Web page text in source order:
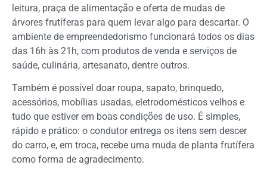
leitura, praça de alimentação e oferta de mudas de
árvores frutíferas para quem levar algo para descartar. O
ambiente de empreendedorismo funcionará todos os dias
das 16h às 21h, com produtos de venda e serviços de
saúde, culinária, artesanato, dentre outros.
Também é possível doar roupa, sapato, brinquedo,
acessórios, mobílias usadas, eletrodomésticos velhos e
tudo que estiver em boas condições de uso. É simples,
rápido e prático: o condutor entrega os itens sem descer
do carro, e, em troca, recebe uma muda de planta frutífera
como forma de agradecimento.